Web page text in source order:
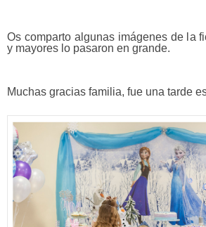
Os comparto algunas imágenes de la
y mayores lo pasaron en grande.
Muchas gracias familia, fue una tarde